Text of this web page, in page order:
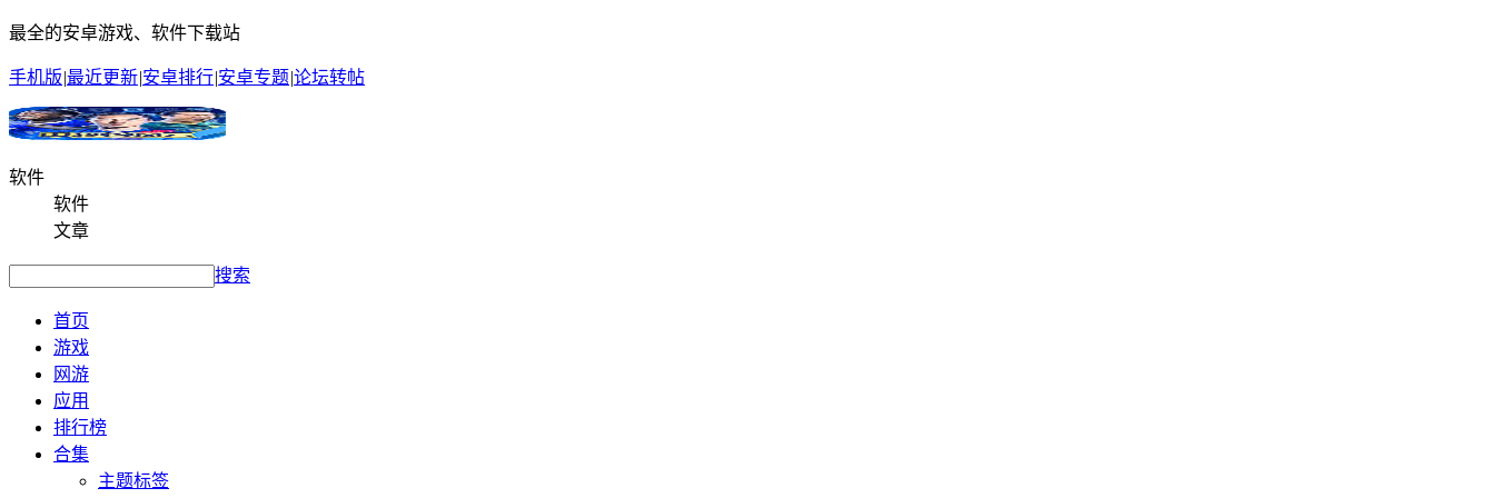
最全的安卓游戏、软件下载站
手机版|最近更新|安卓排行|安卓专题|论坛转帖
软件
软件
文章
搜索
首页
游戏
网游
应用
排行榜
合集
主题标签